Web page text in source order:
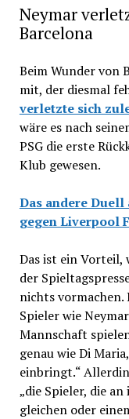
Neymar
Barcelona
Beim Wunder von
mit, der diesmal
verletzte sich
wäre es nach
PSG die erste
Klub gewesen.
Das andere
gegen Liverpool
Das ist ein Vorteil,
der
nichts vormachen.
Spieler wie
Mannschaft
genau wie Di
einbringt.“
„die Spieler, die
gleichen oder